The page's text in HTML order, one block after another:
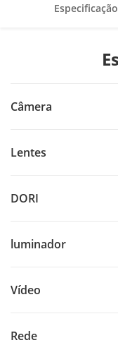
Especificação
Câmera
Lentes
DORI
luminador
Vídeo
Rede